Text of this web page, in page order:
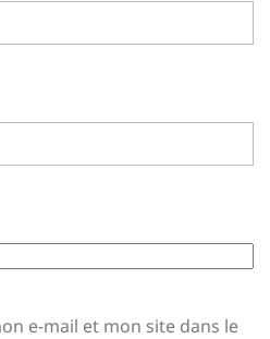
e-mail et mon site dans le